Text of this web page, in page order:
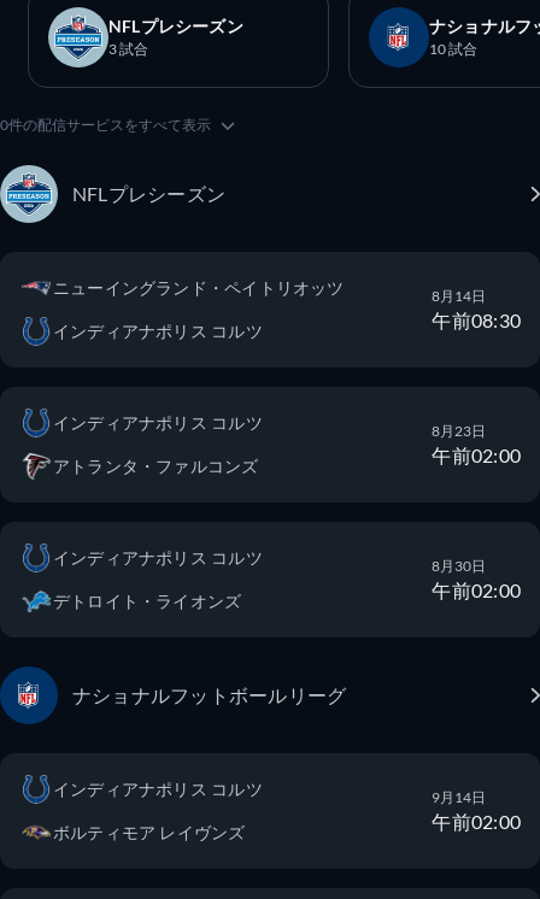
NFLプレシーズン
3 試合
ナショナルフ
10 試合
0件の配信サービスをすべて表示
NFLプレシーズン
ニューイングランド・ペイトリオッツ
インディアナポリス コルツ
8月14日
午前08:30
インディアナポリス コルツ
アトランタ・ファルコンズ
8月23日
午前02:00
インディアナポリス コルツ
デトロイト・ライオンズ
8月30日
午前02:00
ナショナルフットボールリーグ
インディアナポリス コルツ
ボルティモア レイヴンズ
9月14日
午前02:00